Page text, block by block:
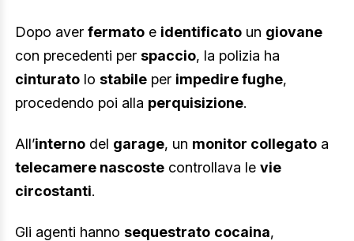
Dopo aver fermato e identificato un giovane
con precedenti per spaccio, la polizia ha
cinturato lo stabile per impedire fughe,
procedendo poi alla perquisizione.
All’interno del garage, un monitor collegato a
telecamere nascoste controllava le vie
circostanti.
Gli agenti hanno sequestrato cocaina,